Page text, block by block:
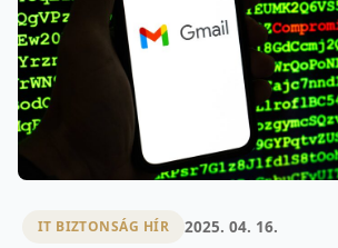
IT BIZTONSÁG HÍR 2025. 04. 16.